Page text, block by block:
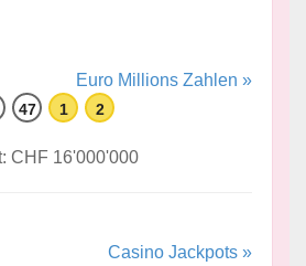
Euro Millions Zahlen »
47 1 2
CHF 16'000'000
Casino Jackpots »